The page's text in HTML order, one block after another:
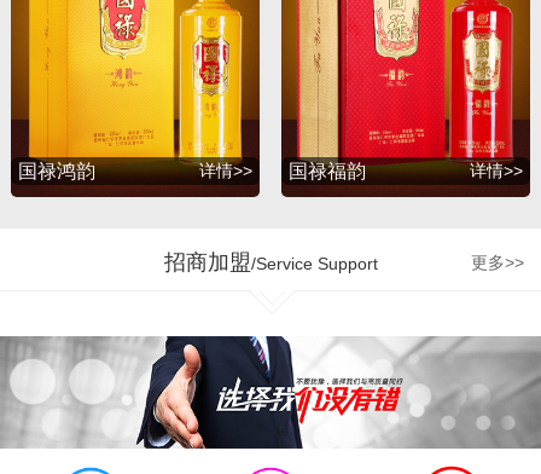
包装设计公司胡景润工作
室、贵州大学酒体设计专
家吴天祥教授、贵州茅台
酒厂酿酒工程师梁明峰先
生，倾力推出战略品牌
——国禄系列酒，与此同
时公司和茅台集团、五粮
州珍酒、金沙回沙酒业等
加了强劲的源动力。 企业
的制胜最终是要落实到人
才管理机制和市场运营的
有效执行上，公司奉行“德
才兼备、志同道合”的合作
国禄鸿韵 详情>> 国禄福韵 详情>>
招商加盟/Service Support 更多>>